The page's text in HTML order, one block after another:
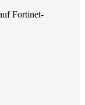
Fortinet-